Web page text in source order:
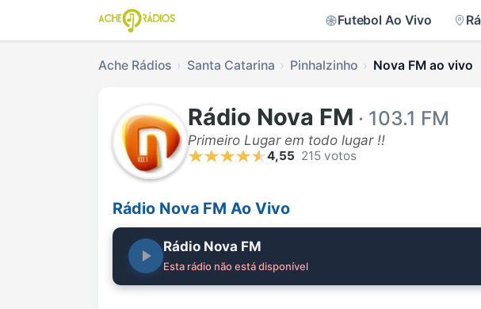
Futebol Ao Vivo
Ache Rádios Santa Catarina Pinhalzinho Nova FM ao vivo
Rádio Nova FM · 103.1 FM
Primeiro Lugar em todo lugar !!
4,55 215 votos
Rádio Nova FM Ao Vivo
Rádio Nova FM
Esta rádio não está disponível